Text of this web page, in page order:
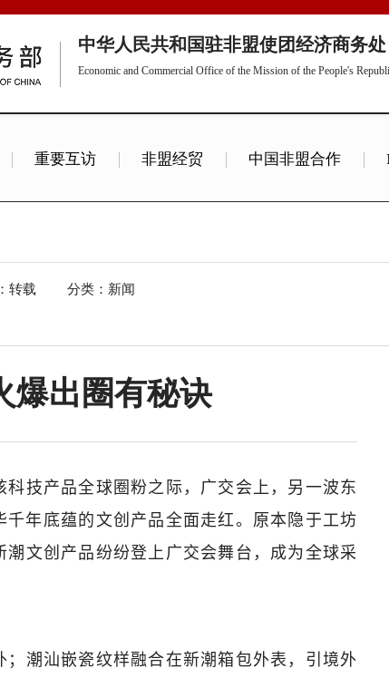
中华人民共和国驻非盟使团经济商务处
Economic and Commercial Office of the Mission of the People's
重要互访 非盟经贸 中国非盟合作
他专题
转载
分类：新闻
爆出圈有秘诀
技产品全球圈粉之际，广交会上，另一波东
年底蕴的文创产品全面走红。原本隐于工坊
文创产品纷纷登上广交会舞台，成为全球采
潮汕嵌瓷纹样融合在新潮箱包外表，引境外